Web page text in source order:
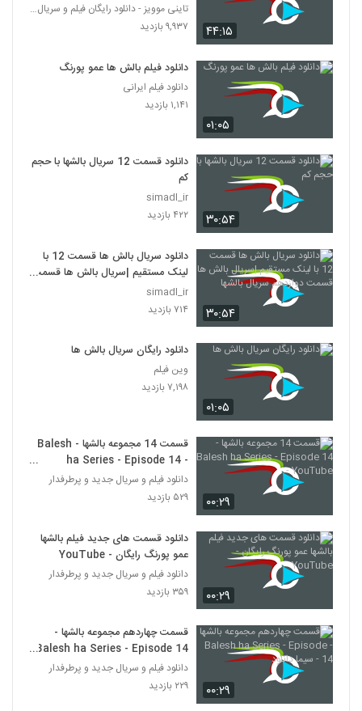
۴۴:۱۵
تاینی موویز - دانلود رایگان فیلم و سریال ایرانی جد
۹,۹۳۷ بازدید
۰۱:۰۵
دانلود فیلم بالش ها عمو پورنگ
دانلود فیلم ایرانی
۱,۱۴۱ بازدید
۳۰:۵۴
دانلود قسمت 12 سریال بالشها با حجم
کم
simadl_ir
۴۲۲ بازدید
۳۰:۵۴
دانلود سریال بالش ها قسمت 12 با
لینک مستقیم |سریال بالش ها قسمت
دوازدهم سریال بالشها
simadl_ir
۷۱۴ بازدید
۰۱:۰۵
دانلود رایگان سریال بالش ها
وین فیلم
۷,۱۹۸ بازدید
۰۰:۲۹
قسمت 14 مجموعه بالشها - Balesh
ha Series - Episode 14 -
YouTube
دانلود فیلم و سریال جدید و پرطرفدار
۵۲۹ بازدید
۰۰:۲۹
دانلود قسمت های جدید فیلم بالشها
عمو پورنگ رایگان - YouTube
دانلود فیلم و سریال جدید و پرطرفدار
۳۵۹ بازدید
۰۰:۲۹
قسمت چهاردهم مجموعه بالشها -
Balesh ha Series - Episode 14
- سیما دانلود
دانلود فیلم و سریال جدید و پرطرفدار
۲۲۹ بازدید